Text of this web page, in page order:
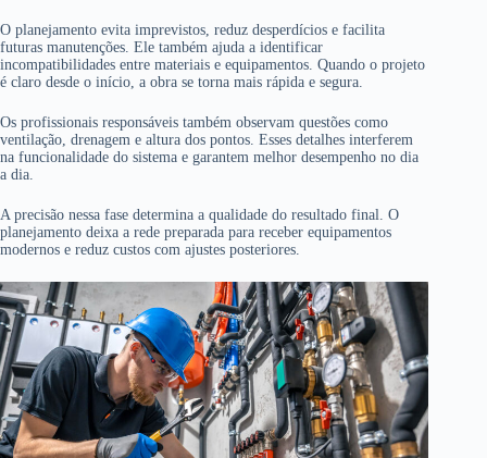
O planejamento evita imprevistos, reduz desperdícios e facilita
futuras manutenções. Ele também ajuda a identificar
incompatibilidades entre materiais e equipamentos. Quando o projeto
é claro desde o início, a obra se torna mais rápida e segura.
Os profissionais responsáveis também observam questões como
ventilação, drenagem e altura dos pontos. Esses detalhes interferem
na funcionalidade do sistema e garantem melhor desempenho no dia
a dia.
A precisão nessa fase determina a qualidade do resultado final. O
planejamento deixa a rede preparada para receber equipamentos
modernos e reduz custos com ajustes posteriores.